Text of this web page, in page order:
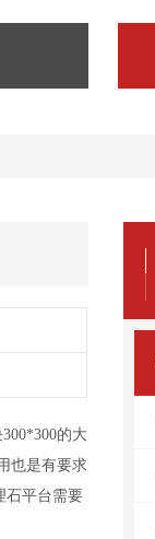
的大
也是有要求
石平台需要